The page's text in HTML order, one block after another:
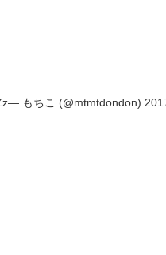
もちこ (@mtmtdondon)